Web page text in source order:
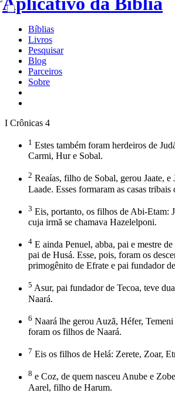
Bíblias
Livros
Pesquisar
Blog
Parceiros
Sobre
I Crônicas 4
1 Estes também foram herdeiros de
Carmi, Hur e Sobal.
2 Reaías, filho de Sobal, gerou Jaate, e
Laade. Esses formaram as casas tribais
3 Eis, portanto, os filhos de Abi-Etam:
cuja irmã se chamava Hazelelponi.
4 E ainda Penuel, abba, pai e mestre
pai de Husá. Esse, pois, foram os
primogênito de Efrate e pai fundador
5 Asur, pai fundador de Tecoa, teve
Naará.
6 Naará lhe gerou Auzã, Héfer, Temeni
foram os filhos de Naará.
7 Eis os filhos de Helá: Zerete, Zoar,
8 e Coz, de quem nasceu Anube e
Aarel, filho de Harum.